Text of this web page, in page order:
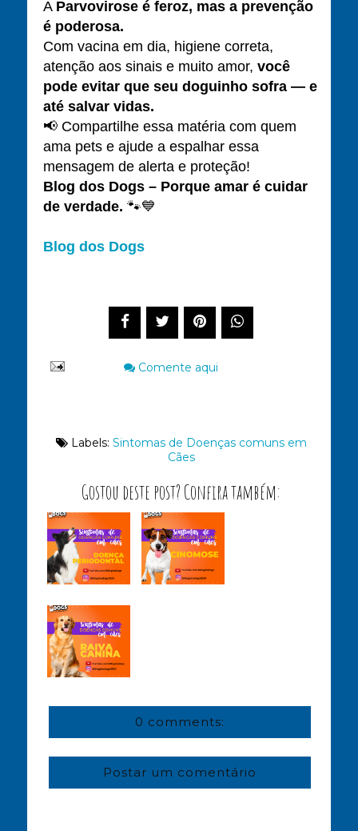
A Parvovirose é feroz, mas a prevenção
é poderosa.
Com vacina em dia, higiene correta,
atenção aos sinais e muito amor, você
pode evitar que seu doguinho sofra — e
até salvar vidas.
📢 Compartilhe essa matéria com quem
ama pets e ajude a espalhar essa
mensagem de alerta e proteção!
Blog dos Dogs – Porque amar é cuidar
de verdade. 🐾💙
Blog dos Dogs
Comente aqui
Labels: Sintomas de Doenças comuns em
Cães
Gostou deste post? Confira também:
0 comments:
Postar um comentário